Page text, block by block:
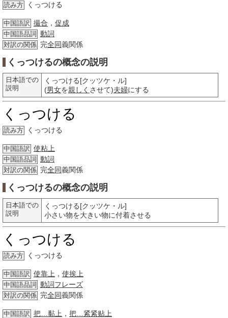
読み方 くっつける
中国語訳 撮合 ， 促成
中国語品詞 動詞
対訳の関係 完全同義関係
くっつけるの概念の説明
日本語での
説明
くっつける[クッツケ・ル]
(男女を親しく させて)夫婦にする
くっつける
読み方 くっつける
中国語訳 使粘上
中国語品詞 動詞
対訳の関係 完全同義関係
くっつけるの概念の説明
日本語での
説明
くっつける[クッツケ・ル]
小さい物を大きい物に付着させる
くっつける
読み方 くっつける
中国語訳 使靠上 ， 使挨上
中国語品詞 動詞フレーズ
対訳の関係 完全同義関係
中国語訳 把…黏上 ， 把…紧紧贴上